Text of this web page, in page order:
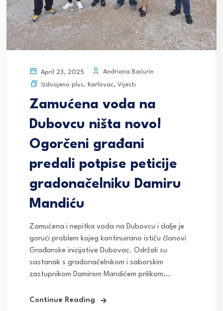
April 23, 2025
Andriana Baćurin
Izdvojeno plus, Karlovac, Vijesti
Zamućena voda na
Dubovcu ništa novo!
Ogorčeni građani
predali potpise peticije
gradonačelniku Damiru
Mandiću
Zamućena i nepitka voda na Dubovcu i dalje je
gorući problem kojeg kontinuirano ističu članovi
Građanske inicijative Dubovac. Održali su
sastanak s gradonačelnikom i saborskim
zastupnikom Damirom Mandićem prilikom...
Continue Reading